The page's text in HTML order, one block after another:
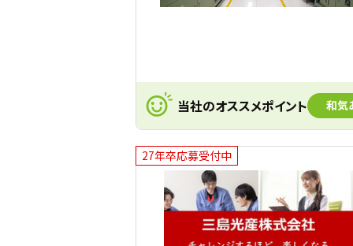
当社のオススメポイント 和気
27年卒応募受付中